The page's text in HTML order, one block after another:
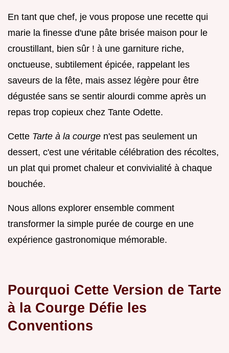
En tant que chef, je vous propose une recette qui
marie la finesse d'une pâte brisée maison pour le
croustillant, bien sûr ! à une garniture riche,
onctueuse, subtilement épicée, rappelant les
saveurs de la fête, mais assez légère pour être
dégustée sans se sentir alourdi comme après un
repas trop copieux chez Tante Odette.
Cette Tarte à la courge n'est pas seulement un
dessert, c'est une véritable célébration des récoltes,
un plat qui promet chaleur et convivialité à chaque
bouchée.
Nous allons explorer ensemble comment
transformer la simple purée de courge en une
expérience gastronomique mémorable.
Pourquoi Cette Version de Tarte
à la Courge Défie les
Conventions